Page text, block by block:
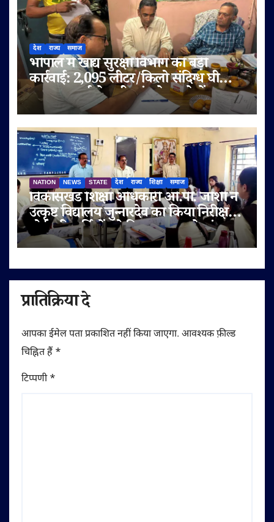
देश राज्य समाज
भोपाल में खाद्य सुरक्षा विभाग की बड़ी
कार्रवाई: 2,095 लीटर/किलो संदिग्ध घी
जब्त, सप्लाई चेन भी जांच के दायरे में
NATION NEWS STATE देश राज्य शिक्षा समाज
विकासखंड शिक्षा अधिकारी ओ.पी. जोशी ने
उत्कृष्ट विद्यालय जुन्नारदेव का किया निरीक्षण,
बोर्ड परीक्षार्थियों को दिए सफलता के मंत्र
प्रातिक्रिया दे
आपका ईमेल पता प्रकाशित नहीं किया जाएगा. आवश्यक फ़ील्ड
चिह्नित हैं *
टिप्पणी*